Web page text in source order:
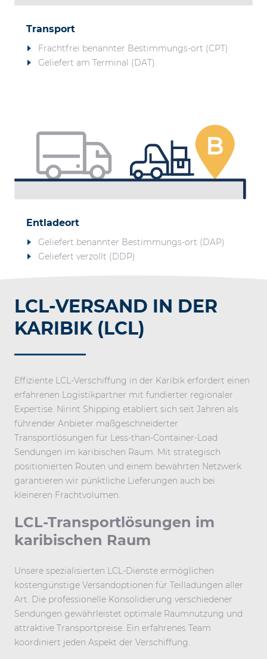
Transport
Frachtfrei benannter Bestimmungs-ort (CPT)
Geliefert am Terminal (DAT)
Entladeort
Geliefert benannter Bestimmungs-ort (DAP)
Geliefert verzollt (DDP)
LCL-VERSAND IN DER
KARIBIK (LCL)
Effiziente LCL-Verschiffung in der Karibik erfordert einen
erfahrenen Logistikpartner mit fundierter regionaler
Expertise. Nirint Shipping etabliert sich seit Jahren als
führender Anbieter maßgeschneiderter
Transportlösungen für Less-than-Container-Load
Sendungen im karibischen Raum. Mit strategisch
positionierten Routen und einem bewährten Netzwerk
garantieren wir pünktliche Lieferungen auch bei
kleineren Frachtvolumen.
LCL-Transportlösungen im
karibischen Raum
Unsere spezialisierten LCL-Dienste ermöglichen
kostengünstige Versandoptionen für Teilladungen aller
Art. Die professionelle Konsolidierung verschiedener
Sendungen gewährleistet optimale Raumnutzung und
attraktive Transportpreise. Ein erfahrenes Team
koordiniert jeden Aspekt der Verschiffung.